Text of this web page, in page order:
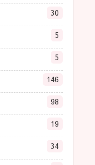
30
5
5
146
98
19
34